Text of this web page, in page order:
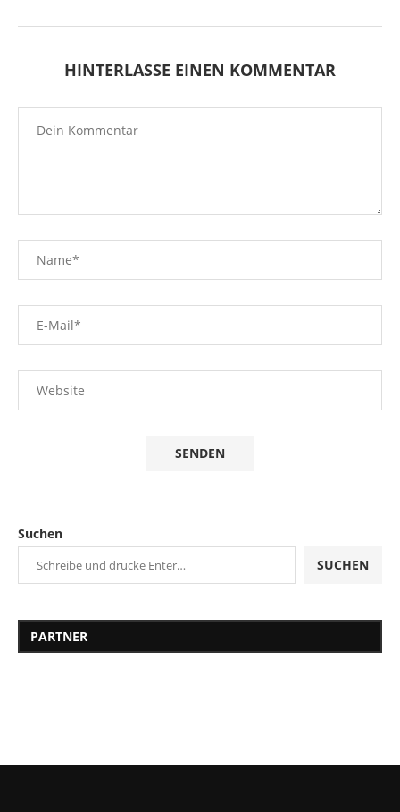
HINTERLASSE EINEN KOMMENTAR
Suchen
SUCHEN
PARTNER